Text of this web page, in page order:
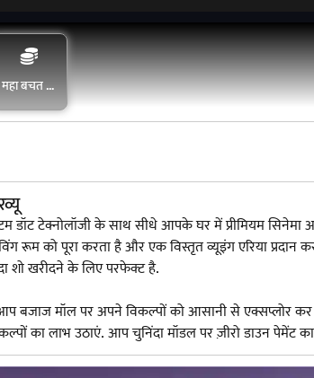
महा बचत के
बचत करें
टेक्नोलॉजी के साथ सीधे आपके घर में प्रीमियम
रूम को पूरा करता है और एक विस्तृत व्यूइंग एरिया
शो खरीदने के लिए परफेक्ट है.
बजाज मॉल पर अपने विकल्पों को आसानी से एक्सप्लोर
का लाभ उठाएं. आप चुनिंदा मॉडल पर ज़ीरो डाउन पेमेंट